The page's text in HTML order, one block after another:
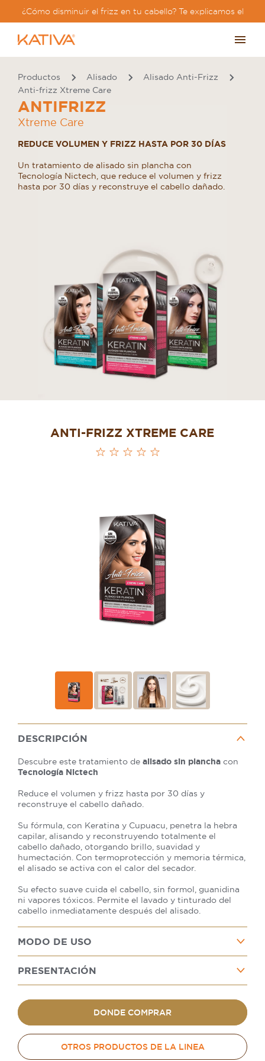
¿Cómo disminuir el frizz en tu cabello? Te explicamos el
Productos Alisado
Alisado Anti-Frizz
Anti-frizz Xtreme Care
ANTIFRIZZ
Xtreme Care
REDUCE VOLUMEN Y FRIZZ HASTA POR 30 DÍAS
Un tratamiento de alisado sin plancha con
Tecnología Nictech, que reduce el volumen y frizz
hasta por 30 días y reconstruye el cabello dañado.
ANTI-FRIZZ XTREME CARE
DESCRIPCIÓN
Descubre este tratamiento dealisado sin planchacon
Tecnología Nictech
Reduce el volumen y frizz hasta por 30 días y
reconstruye el cabello dañado.
Su fórmula, con Keratina y Cupuacu, penetra la hebra
capilar, alisando y reconstruyendo totalmente el
cabello dañado, otorgando brillo, suavidad y
humectación. Con termoprotección y memoria térmica,
el alisado se activa con el calor del secador.
Su efecto suave cuida el cabello, sin formol, guanidina
ni vapores tóxicos. Permite el lavado y tinturado del
cabello inmediatamente después del alisado.
MODO DE USO
PRESENTACIÓN
DONDE COMPRAR
OTROS PRODUCTOS DE LA LINEA